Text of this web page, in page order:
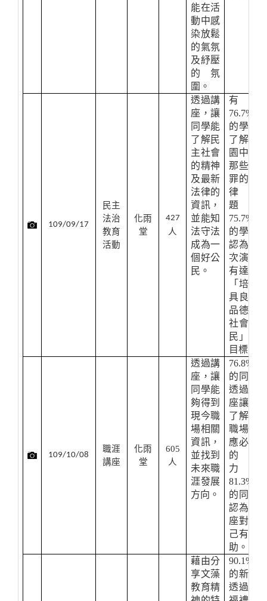
能在活
動中感
染放鬆
的氣氛
及紓壓
的氛
圍。
109/09/17
民主
法治
教育
活動
化雨
堂
427
人
透過講
座，讓
同學能
了解民
主社會
的精神
及最新
法律的
資訊，
並能知
法守法
成為一
個好公
民。
有
76.7%
的學生
了解校
園中有
那些犯
罪的法
律問
題，
75.7%
的學生
認為本
次演講
有達到
「培養
具良好
品德之
社會公
民」的
目標。
109/10/08
職涯
講座
化雨
堂
605
人
透過講
座，讓
同學能
夠得到
現今職
場相關
資訊，
並找到
未來職
涯發展
方向。
76.8%
的同學
透過講
座讓我
了解在
職場中
應必備
的能
力，
81.3%
的同學
認為講
座對自
己有幫
助。
藉由分
享文藻
教育精
90.1%
的新生
透過祈